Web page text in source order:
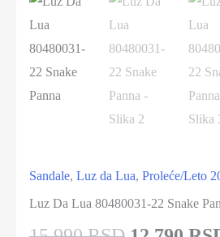
Sandale, Luz da Lua, Proleće/Leto
Luz Da Lua 80480031-22 Snake